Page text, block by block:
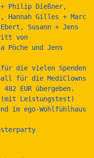
+ Philip Dießner,
Gilles + Marc
Susann + Jens
von
für die MediClowns
EUR übergeben.
(mit Leistungstest)
im ego-Wohlfühlhaus